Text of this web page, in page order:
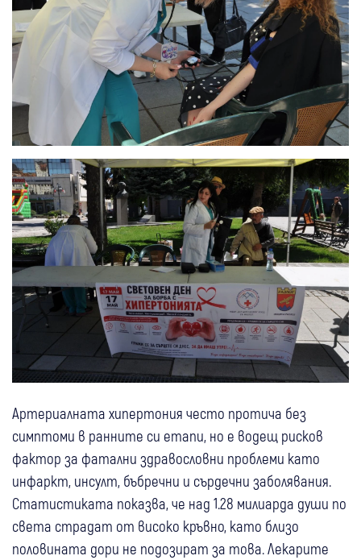
Артериалната хипертония често протича без
симптоми в ранните си етапи, но е водещ рисков
фактор за фатални здравословни проблеми като
инфаркт, инсулт, бъбречни и сърдечни заболявания.
Статистиката показва, че над 1.28 милиарда души по
света страдат от високо кръвно, като близо
половината дори не подозират за това. Лекарите